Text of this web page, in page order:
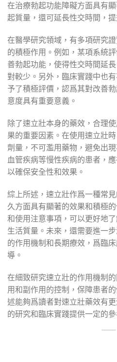
在治療勃起功能障礙方面具有
起質量，還可延長性交時間，
在醫學研究領域，有多項研究
的積極作用。例如，某項系統
善勃起功能，使得性交時間延
對較少。另外，臨床實踐中也
予了積極評價，認爲其對改善
意度具有重要意義。
除了速立壯本身的藥效，合理
果的重要因素。在使用速立壯
劑量，不可濫用藥物，避免出
血管疾病等慢性疾病的患者，
以確保安全性和效果。
綜上所述，速立壯作爲一種常
久方面具有顯著的效果和積極
和使用注意事項，可以更好地
生活質量。未來，還需要進一
的作用機制和長期療效，爲臨
導。
在細致研究速立壯的作用機制
用和副作用的控制，保障患者
述能夠爲讀者對速立壯藥效有
的研究和臨床實踐提供一定的參